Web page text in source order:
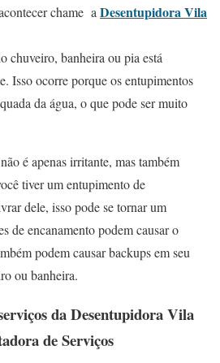
chame a Desentupidora Vila
chuveiro, banheira ou pia está
Isso ocorre porque os entupimentos
da água, o que pode ser muito
é apenas irritante, mas também
tiver um entupimento de
dele, isso pode se tornar um
de encanamento podem causar o
podem causar backups em seu
ou banheira.
daDesentupidora Vila
de Serviços